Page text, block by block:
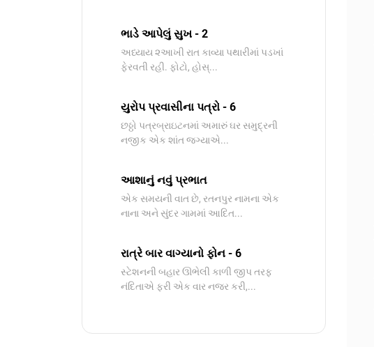
ભાડે આપેલું સુખ - 2
અધ્યાય ૨આખી રાત કાવ્યા પથારીમાં પડખાં
ફેરવતી રહી. ફોટો, હોસ્...
યુરોપ પ્રવાસીના પત્રો - 6
છઠ્ઠો પત્રબ્રાઇટનમાં અમારું ઘર સમુદ્રની
નજીક એક શાંત જગ્યાએ...
આશાનું નવું પ્રભાત
​એક સમયની વાત છે, રતનપુર નામના એક
નાના અને સુંદર ગામમાં આદિત...
રાત્રે બાર વાગ્યાનો ફોન - 6
સ્ટેશનની બહાર ઊભેલી કાળી જીપ તરફ
નંદિતાએ ફરી એક વાર નજર કરી,...